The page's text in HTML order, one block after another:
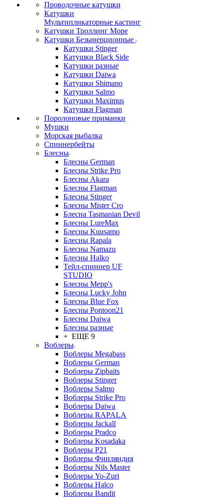
Проводочные катушки
Катушки
Мультипликаторные кастинг
Катушки Троллинг Море
Катушки Безынерционные
Катушки Stinger
Катушки Black Side
Катушки разные
Катушки Daiwa
Катушки Shimano
Катушки Salmo
Катушки Maximus
Катушки Flagman
Поролоновые приманки
Мушки
Морская рыбалка
Спиннербейты
Блесны
Блесны German
Блесны Strike Pro
Блесны Akara
Блесны Flagman
Блесны Stinger
Блесны Mister Cro
Блесна Tasmanian Devil
Блесны LureMax
Блесны Kuusamo
Блесны Rapala
Блесны Namazu
Блесны Halko
Тейл-спиннер UF
STUDIO
Блесны Mepp's
Блесны Lucky John
Блесны Blue Fox
Блесны Pontoon21
Блесны Daiwa
Блесны разные
+ ЕЩЕ 9
Воблеры
Воблеры Megabass
Воблеры German
Воблеры Zipbaits
Воблеры Stinger
Воблеры Salmo
Воблеры Strike Pro
Воблеры Daiwa
Воблеры RAPALA
Воблеры Jackall
Воблеры Pradco
Воблеры Kosadaka
Воблеры P21
Воблеры Финляндия
Воблеры Nils Master
Воблеры Yo-Zuri
Воблеры Halco
Воблеры Bandit